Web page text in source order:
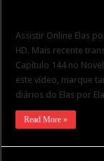
Assistir Online Elas
HD. Mais recente
Capítulo 144 no
este vídeo, marque
diários do Elas por
Read More »